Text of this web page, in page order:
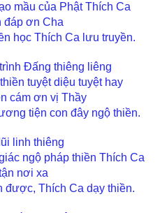
mầu của Phật Thích Ca
đáp ơn Cha
học Thích Ca lưu truyền.
Đấng thiêng liêng
tuyệt diệu tuyệt hay
cám ơn vị Thầy
tiện con đây ngộ thiền.
linh thiêng
ngộ pháp thiền Thích Ca
nơi xa
được, Thích Ca dạy thiền.